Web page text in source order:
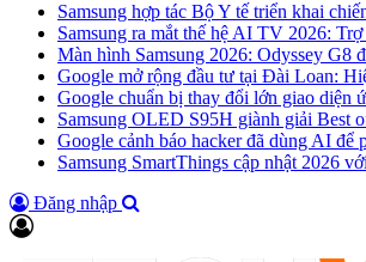
Samsung hợp tác Bộ Y tế triển khai
Samsung ra mắt thế hệ AI TV 2026:
Màn hình Samsung 2026: Odyssey G8
Google mở rộng đầu tư tại Đài Loan:
Google chuẩn bị thay đổi lớn giao diện
Samsung OLED S95H giành giải Best
Google cảnh báo hacker đã dùng AI để
Samsung SmartThings cập nhật 2026
Đăng nhập